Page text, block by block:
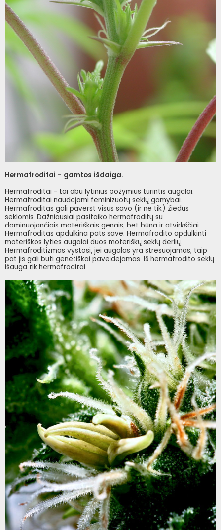
Hermafroditai - gamtos išdaiga.
Hermafroditai - tai abu lytinius požymius turintis augalai.
Hermafroditai naudojami feminizuotų sėklų gamybai.
Hermafroditas gali paverst visus savo (ir ne tik) žiedus
sėklomis. Dažniausiai pasitaiko hermafroditų su
dominuojančiais moteriškais genais, bet būna ir atvirkščiai.
Hermafroditas apdulkina pats save. Hermafrodito apdulkinti
moteriškos lyties augalai duos moteriškų sėklų derlių.
Hermafroditizmas vystosi, jei augalas yra stresuojamas, taip
pat jis gali buti genetiškai paveldėjamas. Iš hermafrodito sėklų
išauga tik hermafroditai.